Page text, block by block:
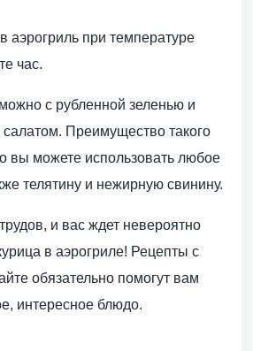
аэрогриль при температуре
час.
с рубленной зеленью и
Преимущество такого
вы можете использовать любое
телятину и нежирную свинину.
и вас ждет невероятно
в аэрогриле! Рецепты с
обязательно помогут вам
интересное блюдо.